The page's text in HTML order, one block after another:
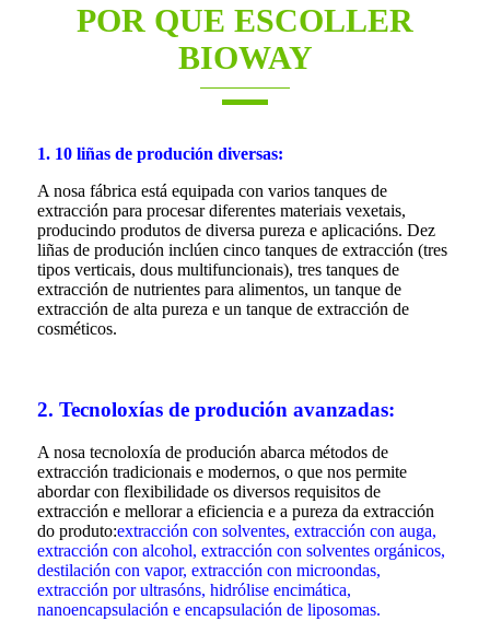
POR QUE ESCOLLER
BIOWAY
1. 10 liñas de produción diversas:
A nosa fábrica está equipada con varios tanques de
extracción para procesar diferentes materiais vexetais,
producindo produtos de diversa pureza e aplicacións. Dez
liñas de produción inclúen cinco tanques de extracción (tres
tipos verticais, dous multifuncionais), tres tanques de
extracción de nutrientes para alimentos, un tanque de
extracción de alta pureza e un tanque de extracción de
cosméticos.
2. Tecnoloxías de produción avanzadas:
A nosa tecnoloxía de produción abarca métodos de
extracción tradicionais e modernos, o que nos permite
abordar con flexibilidade os diversos requisitos de
extracción e mellorar a eficiencia e a pureza da extracción
do produto:extracción con solventes, extracción con auga,
extracción con alcohol, extracción con solventes orgánicos,
destilación con vapor, extracción con microondas,
extracción por ultrasóns, hidrólise encimática,
nanoencapsulación e encapsulación de liposomas.